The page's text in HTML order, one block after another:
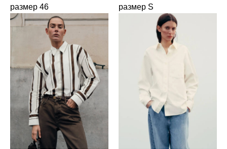
размер 46 размер S